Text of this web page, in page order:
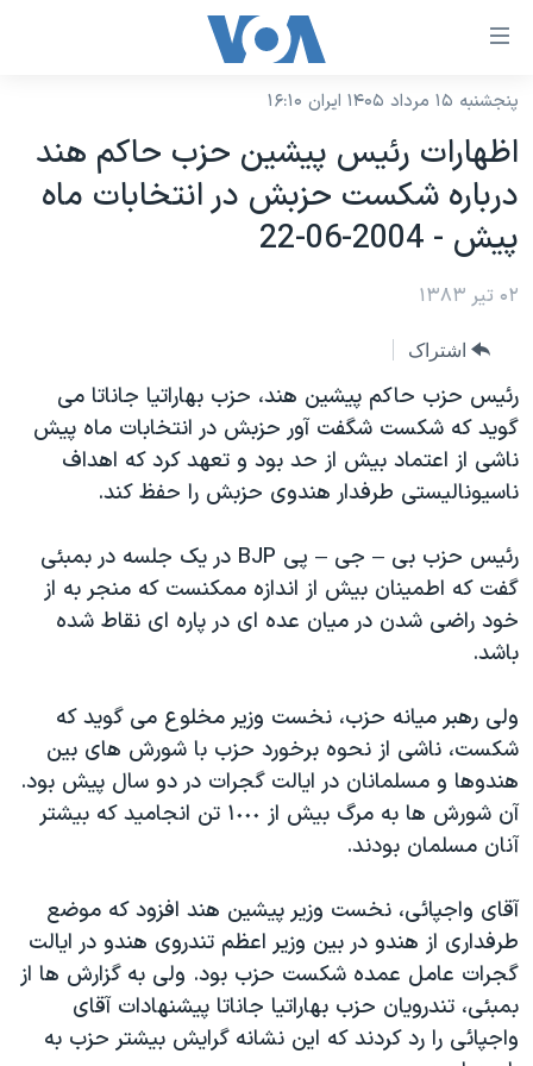
لینکهای
دسترسی
جهش
محتوای
اصلی
صفحه
جهش
به
جستجو
نسخه سبک وب‌سایت
موضوع ها
ایران
آمریکا
جهان
گزیده‌ها
ویژه برنامه‌ها
فرهنگ و زندگی
حقوق شهروندی
اسرائیل در جنگ
گالری عکس
آرشیو پخش زنده
برنامه های تلویزیونی
جدول برنامه ها
صفحه‌های ویژه
عملیات خشم حماسی
۲۵۰سالگی آمریکا
مستندها
انتخابات ریاست جمهوری آمریکا ۲۰۲۴
ورزش زنان در ایران
اعتراضات زن، زندگی، آزادی
مجموعه مستندهای دادخواهی
تریبونال مردمی آبان ۹۸
دادگاه حمید نوری
چهل سال گروگان‌گیری
قانون شفافیت دارائی کادر رهبری ایران
اعتراضات مردمی آبان ۹۸
فرکانس‌های صدای آمریکا
پخش رادیویی
یادگیری زبان انگلیسی
دنبال کنید
زبانهای مختلف
پنجشنبه ۱۵ مرداد ۱۴۰۵ ایران ۱۶:۱۰
اظهارات رئيس پيشين حزب حاکم هند
درباره شکست حزبش در انتخابات ماه
پيش - 2004-06-22
۰۲ تیر ۱۳۸۳
اشتراک
رئيس حزب حاکم پيشين هند، حزب بهاراتيا جاناتا می
گويد که شکست شگفت آور حزبش در انتخابات ماه پيش
ناشی از اعتماد بيش از حد بود و تعهد کرد که اهداف
ناسيوناليستی طرفدار هندوی حزبش را حفظ کند.
رئيس حزب بی – جی – پی BJP در يک جلسه در بمبئی
گفت که اطمينان بيش از اندازه ممکنست که منجر به از
خود راضی شدن در ميان عده ای در پاره ای نقاط شده
باشد.
ولی رهبر ميانه حزب، نخست وزير مخلوع می گويد که
شکست، ناشی از نحوه برخورد حزب با شورش های بين
هندوها و مسلمانان در ايالت گجرات در دو سال پيش بود.
آن شورش ها به مرگ بيش از ١٠٠٠ تن انجاميد که بيشتر
آنان مسلمان بودند.
آقای واجپائی، نخست وزير پيشين هند افزود که موضع
طرفداری از هندو در بين وزير اعظم تندروی هندو در ايالت
گجرات عامل عمده شکست حزب بود. ولی به گزارش ها از
بمبئی، تندرويان حزب بهاراتيا جاناتا پيشنهادات آقای
واجپائی را رد کردند که اين نشانه گرايش بيشتر حزب به